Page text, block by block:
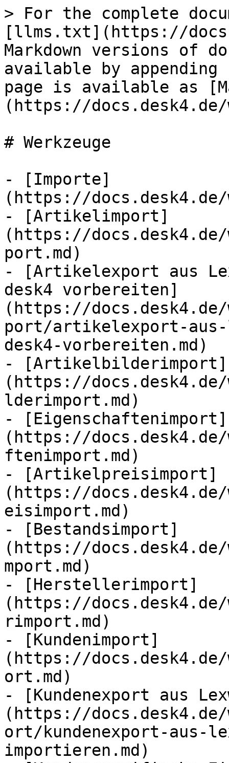
> For the complete
[llms.txt](https://
Markdown versions of
available by
page is available as
(https://docs.desk4.de/
# Werkzeuge
- [Importe]
(https://docs.desk4.de/
- [Artikelimport]
(https://
port.md)
- [Artikelexport aus
desk4 vorbereiten]
(https://
port/artikelexport-
desk4-vorbereiten.md)
- [Artikelbilderimport]
(https://
lderimport.md)
- [Eigenschaftenimport]
(https://docs.desk4.de/
ftenimport.md)
- [Artikelpreisimport]
(https://
eisimport.md)
- [Bestandsimport]
(https://docs.desk4.de/
mport.md)
- [Herstellerimport]
(https://
rimport.md)
- [Kundenimport]
(https://docs.desk4.de/
ort.md)
- [Kundenexport aus
(https://docs.desk4.de/
ort/kundenexport-aus-
importieren.md)